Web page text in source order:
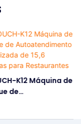
K12 Máquina de
de